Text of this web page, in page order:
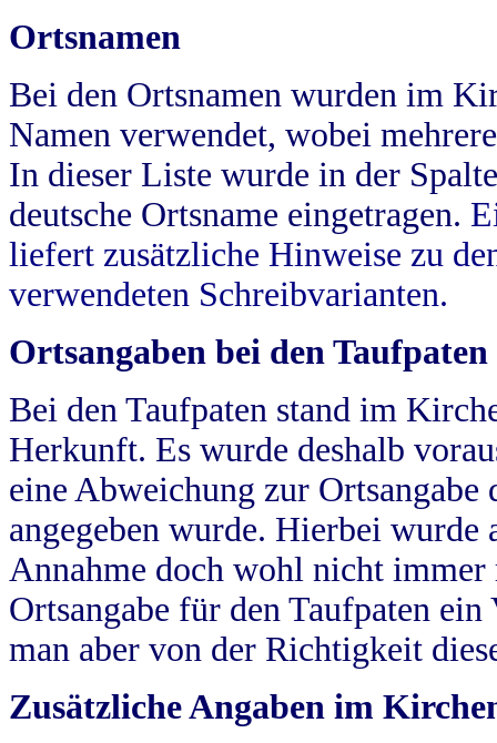
Ortsnamen
Bei den Ortsnamen wurden im
Namen verwendet, wobei
In dieser Liste wurde in der
deutsche Ortsname eingetragen.
liefert zusätzliche Hinweise zu
verwendeten Schreibvarianten.
Ortsangaben bei den Taufpaten
Bei den Taufpaten stand im
Herkunft. Es wurde deshalb
eine Abweichung zur
angegeben wurde. Hierbei wurde
Annahme doch wohl nicht
Ortsangabe für den Taufpaten
man aber von der Richtigkeit
Zusätzliche Angaben im